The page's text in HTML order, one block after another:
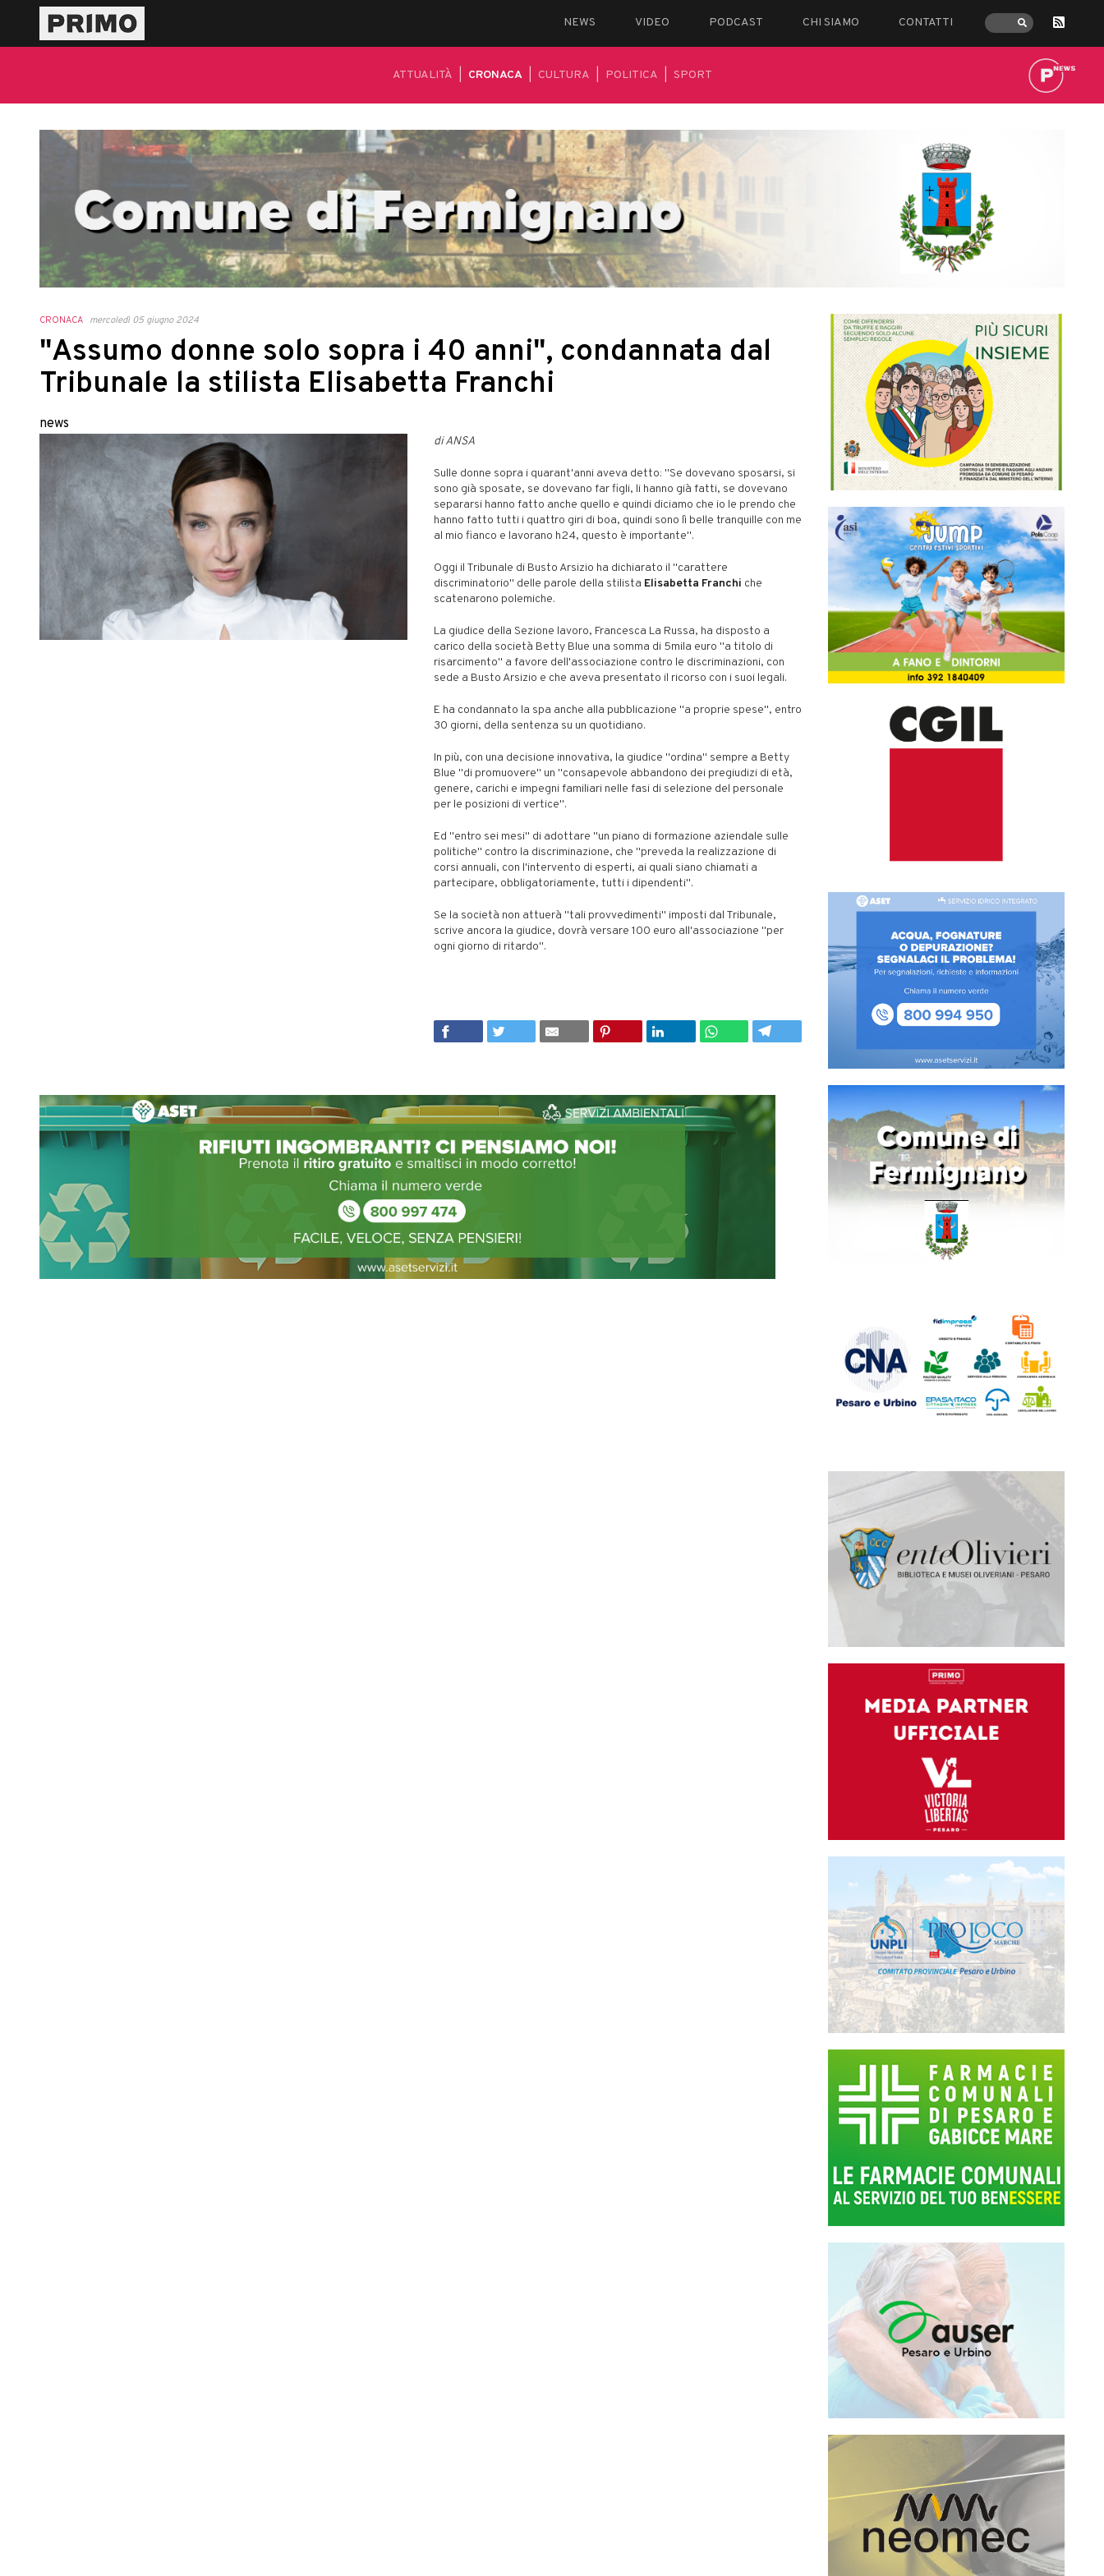
NEWS VIDEO PODCAST CHI SIAMO CONTATTI
ATTUALITÀ CRONACA CULTURA POLITICA SPORT
CRONACA mercoledì 05 giugno 2024
"Assumo donne solo sopra i 40 anni", condannata dal
Tribunale la stilista Elisabetta Franchi
news
di ANSA
Sulle donne sopra i quarant'anni aveva detto: "Se dovevano sposarsi, si
sono già sposate, se dovevano far figli, li hanno già fatti, se dovevano
separarsi hanno fatto anche quello e quindi diciamo che io le prendo che
hanno fatto tutti i quattro giri di boa, quindi sono lì belle tranquille con me
al mio fianco e lavorano h24, questo è importante".
Oggi il Tribunale di Busto Arsizio ha dichiarato il "carattere
discriminatorio" delle parole della stilista Elisabetta Franchi che
scatenarono polemiche.
La giudice della Sezione lavoro, Francesca La Russa, ha disposto a
carico della società Betty Blue una somma di 5mila euro "a titolo di
risarcimento" a favore dell'associazione contro le discriminazioni, con
sede a Busto Arsizio e che aveva presentato il ricorso con i suoi legali.
E ha condannato la spa anche alla pubblicazione "a proprie spese", entro
30 giorni, della sentenza su un quotidiano.
In più, con una decisione innovativa, la giudice "ordina" sempre a Betty
Blue "di promuovere" un "consapevole abbandono dei pregiudizi di età,
genere, carichi e impegni familiari nelle fasi di selezione del personale
per le posizioni di vertice".
Ed "entro sei mesi" di adottare "un piano di formazione aziendale sulle
politiche" contro la discriminazione, che "preveda la realizzazione di
corsi annuali, con l'intervento di esperti, ai quali siano chiamati a
partecipare, obbligatoriamente, tutti i dipendenti".
Se la società non attuerà "tali provvedimenti" imposti dal Tribunale,
scrive ancora la giudice, dovrà versare 100 euro all'associazione "per
ogni giorno di ritardo".